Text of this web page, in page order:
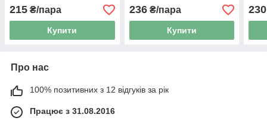
215 ₴/пара
Купити
236₴/пара
Купити
230
Про нас
100% позитивних з 12 відгуків за рік
Працює з 31.08.2016